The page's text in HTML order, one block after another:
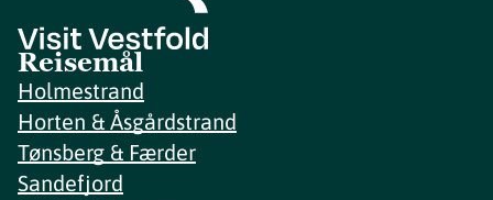
Reisemål
Holmestrand
Horten & Åsgårdstrand
Tønsberg & Færder
Sandefjord